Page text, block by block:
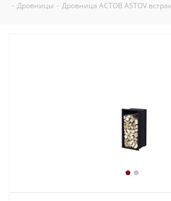
- Дровницы - Дровница АСТОВ ASTOV